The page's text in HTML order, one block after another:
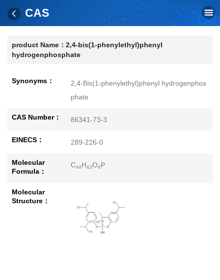
CAS
product Name： 2,4-bis(1-phenylethyl)phenyl
hydrogenphosphate
Synonyms：
2,4-Bis(1-phenylethyl)phenyl hydrogenphos
phate
CAS Number： 86341-73-3
EINECS： 289-226-0
Molecular
Formula：
C44H43O4P
Molecular
Structure：